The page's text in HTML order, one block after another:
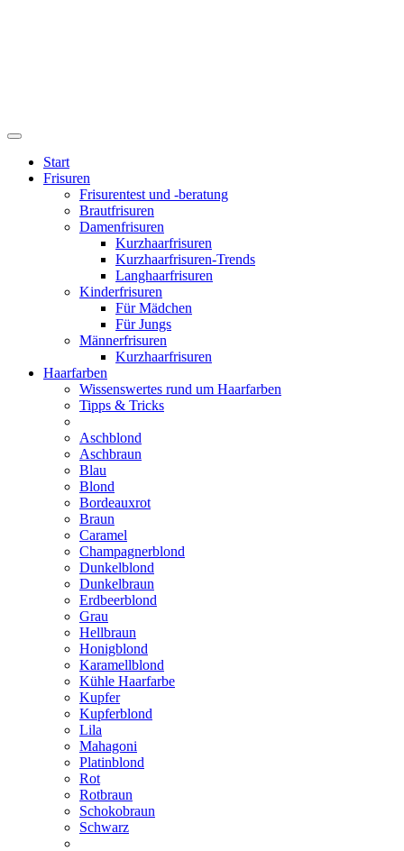
Start
Frisuren
Frisurentest und -beratung
Brautfrisuren
Damenfrisuren
Kurzhaarfrisuren
Kurzhaarfrisuren-Trends
Langhaarfrisuren
Kinderfrisuren
Für Mädchen
Für Jungs
Männerfrisuren
Kurzhaarfrisuren
Haarfarben
Wissenswertes rund um Haarfarben
Tipps & Tricks
Aschblond
Aschbraun
Blau
Blond
Bordeauxrot
Braun
Caramel
Champagnerblond
Dunkelblond
Dunkelbraun
Erdbeerblond
Grau
Hellbraun
Honigblond
Karamellblond
Kühle Haarfarbe
Kupfer
Kupferblond
Lila
Mahagoni
Platinblond
Rot
Rotbraun
Schokobraun
Schwarz